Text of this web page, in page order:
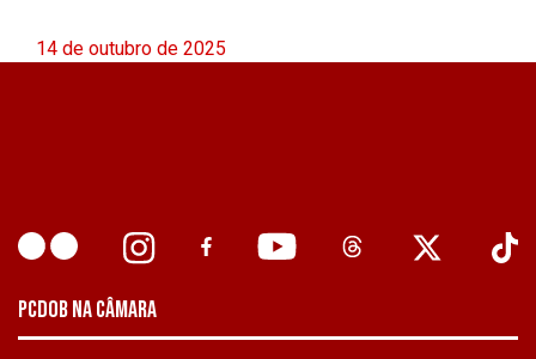
14 de outubro de 2025
PCDOB NA CÂMARA